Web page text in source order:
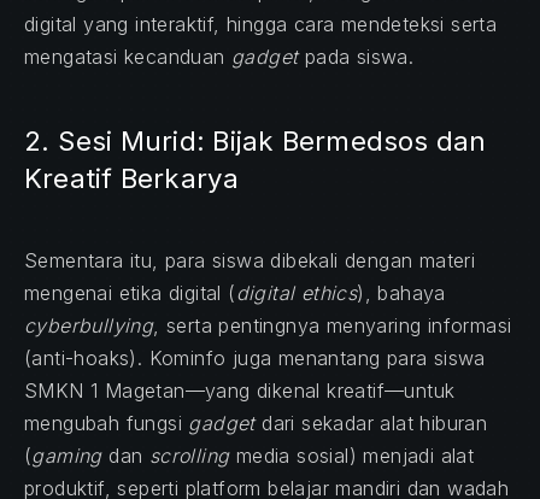
digital yang interaktif, hingga cara mendeteksi serta
mengatasi kecanduan gadgetpada siswa.
2. Sesi Murid: Bijak Bermedsos dan
Kreatif Berkarya
Sementara itu, para siswa dibekali dengan materi
mengenai etika digital (digital ethics), bahaya
cyberbullying, serta pentingnya menyaring informasi
(anti-hoaks). Kominfo juga menantang para siswa
SMKN 1 Magetan—yang dikenal kreatif—untuk
mengubah fungsi gadgetdari sekadar alat hiburan
(gamingdan scrollingmedia sosial) menjadi alat
produktif, seperti platform belajar mandiri dan wadah
PREVIOUS